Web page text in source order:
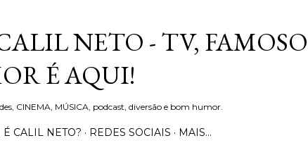
NETO - TV,
É AQUI!
CINEMA, MÚSICA, podcast, diversão e bom humor.
É CALIL NETO? REDES SOCIAIS MAIS…